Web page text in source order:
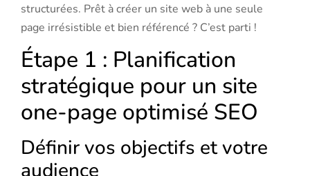
structurées. Prêt à créer un site web à une seule
page irrésistible et bien référencé ? C’est parti !
Étape 1 : Planification
stratégique pour un site
one-page optimisé SEO
Définir vos objectifs et votre
audience